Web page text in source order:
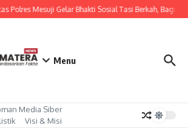
Polres Mesuji Gelar Bhakti Sosial Tasi Berkah,
Menu
Media Siber
Visi & Misi